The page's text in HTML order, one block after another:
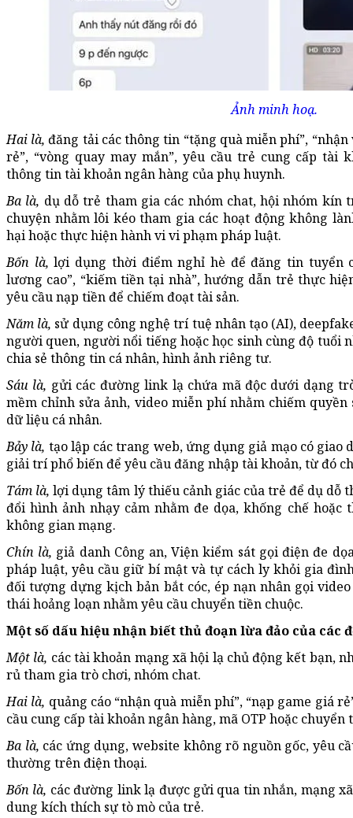
Ảnh minh hoạ.
Hai là, đăng tải các thông tin “tặng quà miễn phí”,
rẻ”, “vòng quay may mắn”, yêu cầu trẻ cung cấp tài
thông tin tài khoản ngân hàng của phụ huynh.
Ba là, dụ dỗ trẻ tham gia các nhóm chat, hội nhóm kín
chuyện nhằm lôi kéo tham gia các hoạt động không
hại hoặc thực hiện hành vi vi phạm pháp luật.
Bốn là, lợi dụng thời điểm nghỉ hè để đăng tin tuyển
lương cao”, “kiếm tiền tại nhà”, hướng dẫn trẻ thực
yêu cầu nạp tiền để chiếm đoạt tài sản.
Năm là, sử dụng công nghệ trí tuệ nhân tạo (AI),
người quen, người nổi tiếng hoặc học sinh cùng độ tuổi
chia sẻ thông tin cá nhân, hình ảnh riêng tư.
Sáu là, gửi các đường link lạ chứa mã độc dưới dạng
mềm chỉnh sửa ảnh, video miễn phí nhằm chiếm
dữ liệu cá nhân.
Bảy là, tạo lập các trang web, ứng dụng giả mạo có giao
giải trí phổ biến để yêu cầu đăng nhập tài khoản, từ đó
Tám là, lợi dụng tâm lý thiếu cảnh giác của trẻ để dụ dỗ
đổi hình ảnh nhạy cảm nhằm đe dọa, khống chế
không gian mạng.
Chín là, giả danh Công an, Viện kiểm sát gọi điện đe
pháp luật, yêu cầu giữ bí mật và tự cách ly khỏi gia
đối tượng dựng kịch bản bắt cóc, ép nạn nhân gọi
thái hoảng loạn nhằm yêu cầu chuyển tiền chuộc.
Một số dấu hiệu nhận biết thủ đoạn lừa đảo của các
Một là, các tài khoản mạng xã hội lạ chủ động kết bạn,
rủ tham gia trò chơi, nhóm chat.
Hai là, quảng cáo “nhận quà miễn phí”, “nạp game giá
cầu cung cấp tài khoản ngân hàng, mã OTP hoặc
Ba là, các ứng dụng, website không rõ nguồn gốc, yêu
thường trên điện thoại.
Bốn là, các đường link lạ được gửi qua tin nhắn, mạng
dung kích thích sự tò mò của trẻ.